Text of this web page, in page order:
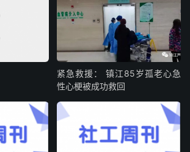
紧急救援： 镇江85岁孤老心急
性心梗被成功救回